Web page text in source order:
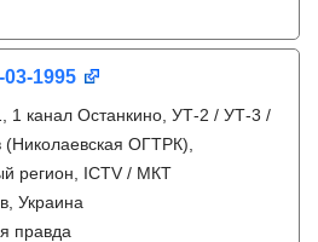
03-1995
1 канал Останкино, УТ-2 / УТ-3 /
(Николаевская ОГТРК),
регион, ICTV / МКТ
Украина
правда